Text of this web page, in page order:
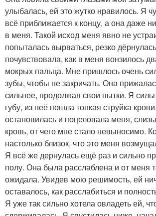
улыбалась, ей это жутко нравилось. Я
всё приближается к концу, а она даже
в меня. Такой исход меня явно не
попыталась вырваться, резко
почувствовала, как в меня вонзилось
мокрых пальца. Мне пришлось очень
зубы, чтобы не закричать. Она
сильнее, продолжая свои пытки. Я
губу, из неё пошла тонкая струйка
остановилась и поцеловала меня,
кровь, от чего мне стало невыносимо.
настолько близок, что это меня
Я всё же дернулась ещё раз и сильно
полу. Она была расслаблена и от меня
ожидала. Увидев мою решимость, ей
оставалось, как расслабиться и
Я уже так сильно хотела овладеть ей,